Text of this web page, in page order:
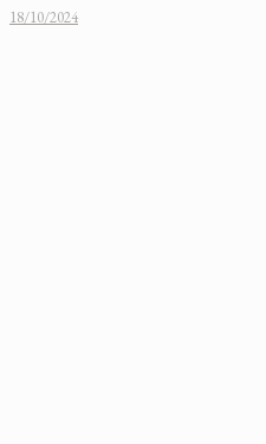
18/10/2024